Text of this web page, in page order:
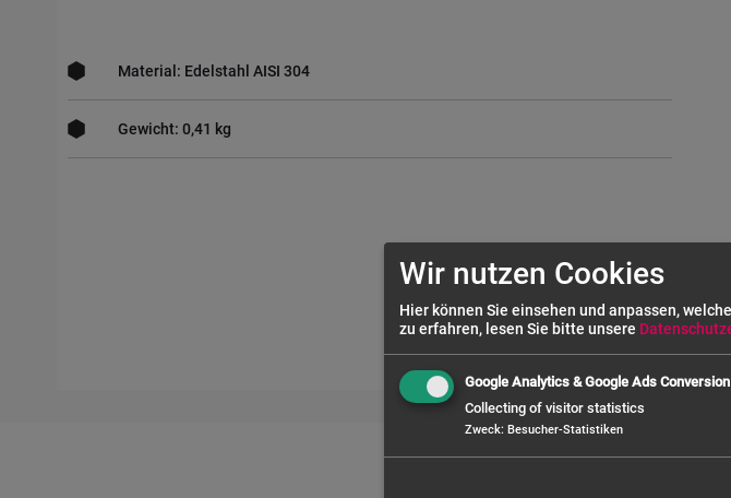
Material: Edelstahl AISI 304
Gewicht: 0,41 kg
Wir nutzen Cookies
Hier können Sie einsehen und anpassen,
zu erfahren, lesen Sie bitte unsere
Google Analytics & Google Ads
Collecting of visitor statistics
Zweck: Besucher-Statistiken